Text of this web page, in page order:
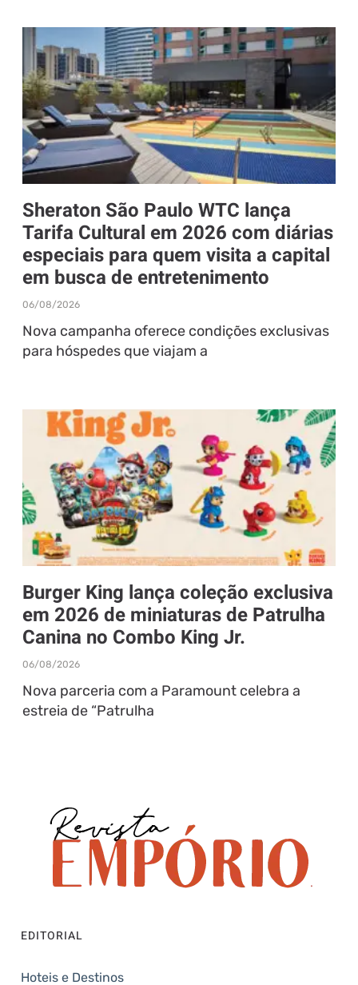
Sheraton São Paulo WTC lança
Tarifa Cultural em 2026 com diárias
especiais para quem visita a capital
em busca de entretenimento
06/08/2026
Nova campanha oferece condições exclusivas
para hóspedes que viajam a
Burger King lança coleção exclusiva
em 2026 de miniaturas de Patrulha
Canina no Combo King Jr.
06/08/2026
Nova parceria com a Paramount celebra a
estreia de “Patrulha
EDITORIAL
Hoteis e Destinos